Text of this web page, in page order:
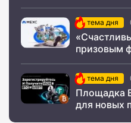
тема дня
призовым
тема дня
Площадка
для новых